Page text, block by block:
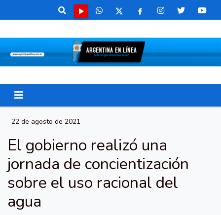
22 de agosto de 2021
El gobierno realizó una
jornada de concientización
sobre el uso racional del
agua